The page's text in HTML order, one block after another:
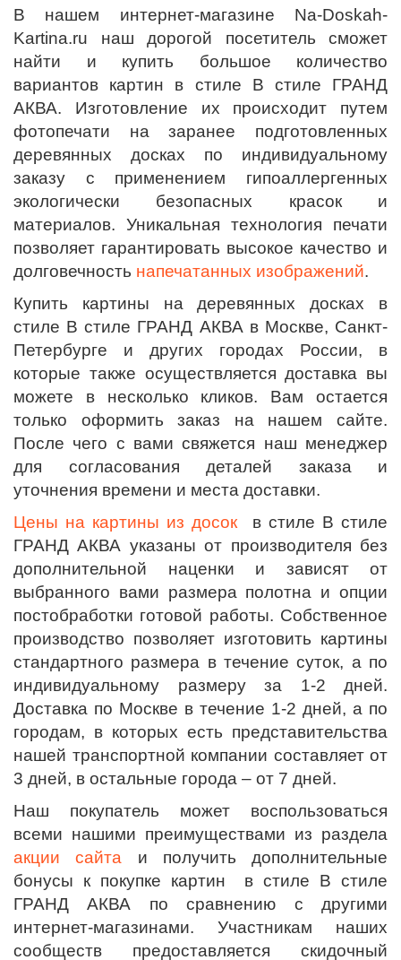
В нашем интернет-магазине Na-Doskah-
Kartina.ru наш дорогой посетитель сможет
найти и купить большое количество
вариантов картин в стиле В стиле ГРАНД
АКВА. Изготовление их происходит путем
фотопечати на заранее подготовленных
деревянных досках по индивидуальному
заказу с применением гипоаллергенных
экологически безопасных красок и
материалов. Уникальная технология печати
позволяет гарантировать высокое качество и
долговечность напечатанных изображений.
Купить картины на деревянных досках в
стиле В стиле ГРАНД АКВА в Москве, Санкт-
Петербурге и других городах России, в
которые также осуществляется доставка вы
можете в несколько кликов. Вам остается
только оформить заказ на нашем сайте.
После чего с вами свяжется наш менеджер
для согласования деталей заказа и
уточнения времени и места доставки.
Цены на картины из досок
в стиле В стиле
ГРАНД АКВА указаны от производителя без
дополнительной наценки и зависят от
выбранного вами размера полотна и опции
постобработки готовой работы. Собственное
производство позволяет изготовить картины
стандартного размера в течение суток, а по
индивидуальному размеру за 1-2 дней.
Доставка по Москве в течение 1-2 дней, а по
городам, в которых есть представительства
нашей транспортной компании составляет от
3 дней, в остальные города – от 7 дней.
Наш покупатель может воспользоваться
всеми нашими преимуществами из раздела
акции сайта и получить дополнительные
бонусы к покупке картин
в стиле В стиле
ГРАНД АКВА по сравнению с другими
интернет-магазинами. Участникам наших
сообществ предоставляется скидочный